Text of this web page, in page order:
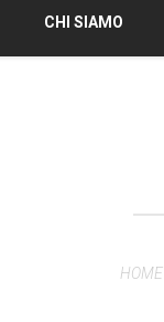
CHI SIAMO
HOME